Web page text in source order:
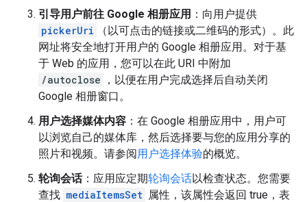
引导用户前往 Google 相册应用 ：向用户提供
pickerUri
（以可点击的链接或二维码的形式）。此
网址将安全地打开用户的 Google 相册应用。对于基
于 Web 的应用，您可以在此 URI 中附加
/autoclose
，以便在用户完成选择后自动关闭
Google 相册窗口。
用户选择媒体内容 ：在 Google 相册应用中，用户可
以浏览自己的媒体库，然后选择要与您的应用分享的
照片和视频。请参阅用户选择体验的概览。
轮询会话：应用应定期轮询会话以检查状态。您需要
查找 mediaItemsSet 属性，该属性会返回 true，表